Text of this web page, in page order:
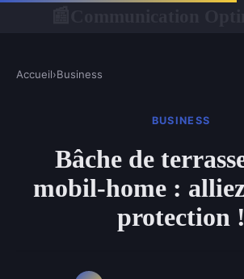
Accueil›Business
BUSINESS
Bâche de
mobil-home :
protection !